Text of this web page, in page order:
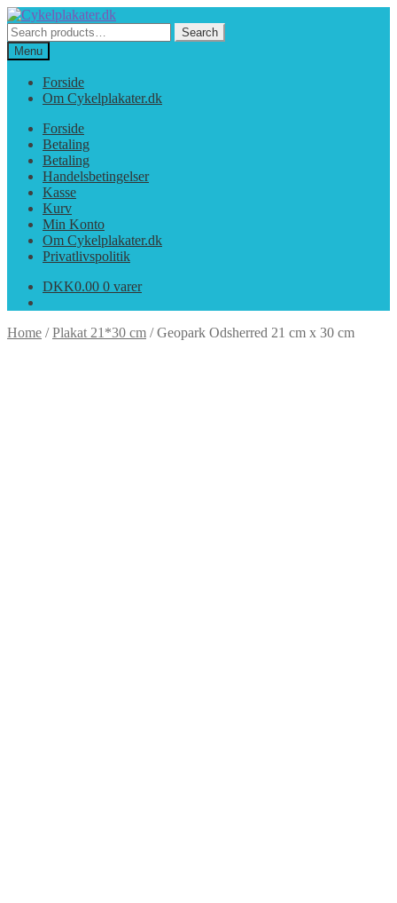
Spring
til
navigation
Spring
til
indhold
Search
for:
Search
Menu
Forside
Om Cykelplakater.dk
Forside
Betaling
Betaling
Handelsbetingelser
Kasse
Kurv
Min Konto
Om Cykelplakater.dk
Privatlivspolitik
DKK0.00 0 varer
Home /Plakat 21*30 cm /Geopark Odsherred 21 cm x 30 cm